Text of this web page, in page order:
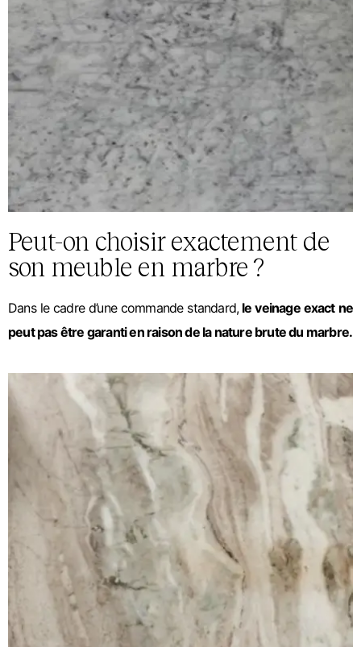
Peut-on choisir exactement de
son meuble en marbre ?
Dans le cadre d’une commande standard,le veinage exact ne
peut pas être garanti en raison de la nature brute du marbre.